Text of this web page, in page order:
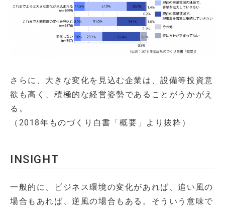
さらに、大きな変化を見込む企業は、設備等投資意
欲も高く、積極的な経営姿勢であることがうかがえ
る。
（2018年ものづくり白書「概要」より抜粋）
INSIGHT
一般的に、ビジネス環境の変化があれば、追い風の
場合もあれば、逆風の場合もある。そういう意味で